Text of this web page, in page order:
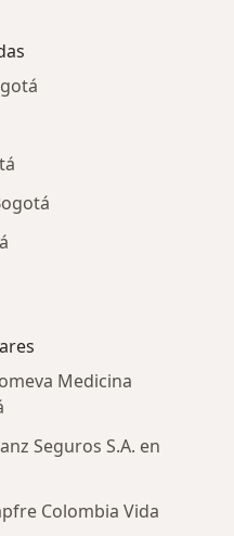
Medicina
Seguros S.A. en
Colombia Vida